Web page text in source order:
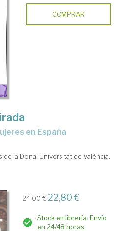
COMPRAR
en España
la Dona. Universitat de València.
24,00 € 22,80 €
Stock en librería. Envío
en 24/48 horas